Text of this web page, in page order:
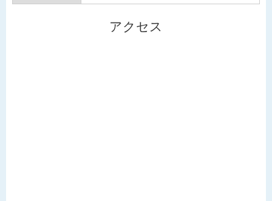
アクセス